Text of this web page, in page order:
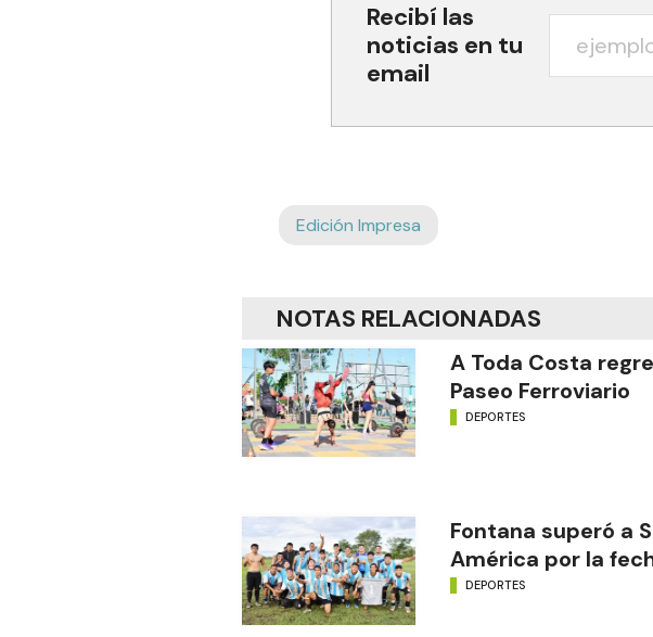
Recibí las
noticias en tu
email
Edición Impresa
NOTAS RELACIONADAS
A Toda Costa
Paseo Ferroviario
DEPORTES
Fontana superó a
América por la
DEPORTES